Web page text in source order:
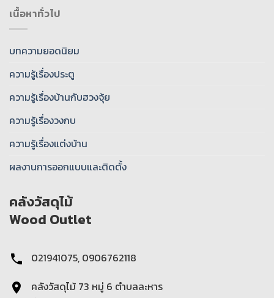
เนื้อหาทั่วไป
บทความยอดนิยม
ความรู้เรื่องประตู
ความรู้เรื่องบ้านกับฮวงจุ้ย
ความรู้เรื่องวงกบ
ความรู้เรื่องแต่งบ้าน
ผลงานการออกแบบและติดตั้ง
คลังวัสดุไม้
Wood Outlet
021941075, 0906762118
คลังวัสดุไม้ 73 หมู่ 6 ตําบลละหาร